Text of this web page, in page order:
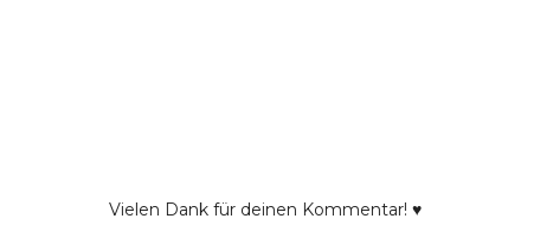
Vielen Dank für deinen Kommentar! ♥